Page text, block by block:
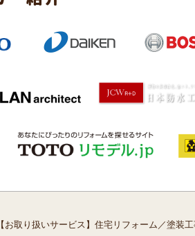
【お取り扱いサービス】住宅リフォーム／塗装